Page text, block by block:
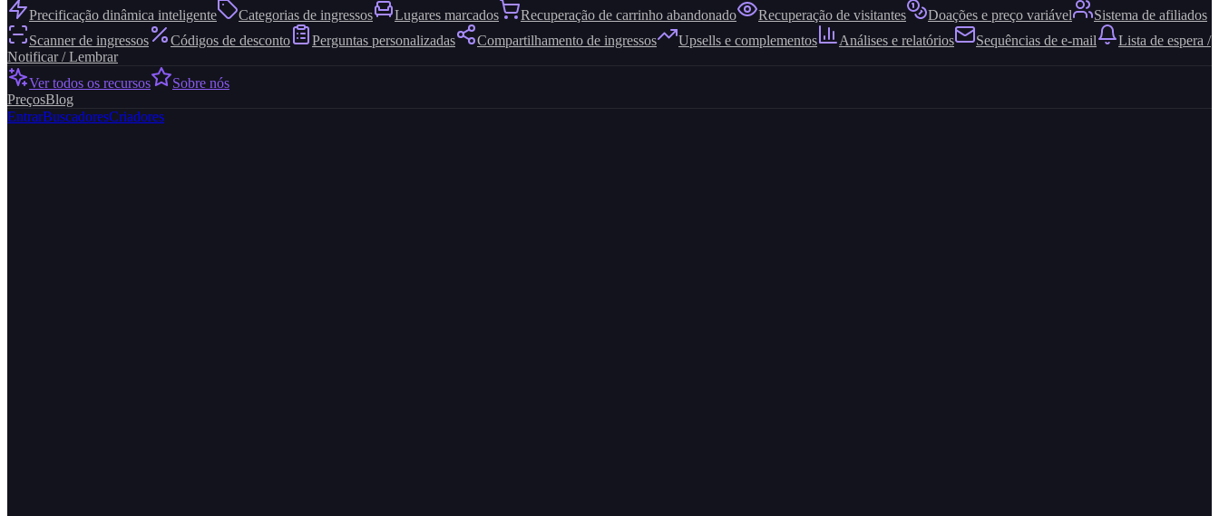
Precificação dinâmica inteligente Categorias de ingressos Lugares marcados Recuperação de carrinho abandonado Recuperação de visitantes Doações e preço variável
Sistema de afiliados
Scanner de ingressos
Códigos de desconto Perguntas personalizadas Compartilhamento de ingressos Upsells e complementos Análises e relatórios Sequências de e-mail
Lista de espera /
Notificar / Lembrar
Ver todos os recursos
Sobre nós
PreçosBlog
EntrarBuscadoresCriadores